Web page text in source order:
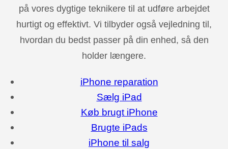
på vores dygtige teknikere til at udføre arbejdet
hurtigt og effektivt. Vi tilbyder også vejledning til,
hvordan du bedst passer på din enhed, så den
holder længere.
iPhone reparation
Sælg iPad
Køb brugt iPhone
Brugte iPads
iPhone til salg